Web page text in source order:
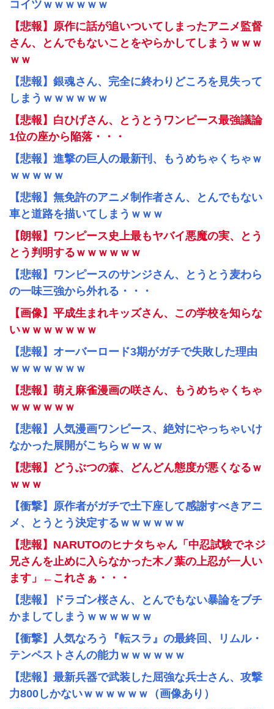
コイツｗｗｗｗｗｗ
【悲報】原作に話が追いついてしまったアニメ監督
さん、とんでもないことをやらかしてしまうｗｗｗ
ｗｗ
【悲報】銀魂さん、完全に終わりどころを見失って
しまうｗｗｗｗｗｗ
【悲報】白ひげさん、とうとうワンピース最強議論
1位の座から陥落・・・
【悲報】進撃の巨人の最新刊、もうめちゃくちゃｗ
ｗｗｗｗｗ
【悲報】無免許のアニメ制作者さん、とんでもない
車と道路を描いてしまうｗｗｗ
【朗報】ワンピース史上最もヤバイ悪魔の実、とう
とう判明するｗｗｗｗｗｗ
【悲報】ワンピースのサンジさん、とうとう麦わら
の一味三強から外れる・・・
【画像】平成生まれキッズさん、この学校を知らな
いｗｗｗｗｗｗｗ
【悲報】オーバーロード3期がガチで失敗した理由
ｗｗｗｗｗｗｗ
【悲報】萌え麻雀漫画の咲さん、もうめちゃくちゃ
ｗｗｗｗｗｗ
【悲報】人気漫画ワンピース、絶対にやっちゃいけ
なかった展開がこちらｗｗｗｗ
【悲報】どうぶつの森、どんどん態度が悪くなるｗ
ｗｗｗ
【衝撃】原作者がガチで土下座して感謝すべきアニ
メ、とうとう決定するｗｗｗｗｗｗ
【悲報】NARUTOのヒナタちゃん「中忍試験でネジ
兄さんを止めに入らなかった木ノ葉の上忍が一人い
ます」←これさぁ・・・
【悲報】ドラゴン桜さん、とんでもない暴論をブチ
かましてしまうｗｗｗｗｗｗ
【衝撃】人気なろう『転スラ』の最終回、リムル・
テンペストさんの能力ｗｗｗｗｗｗ
【悲報】最新兵器で武装した屈強な兵士さん、攻撃
力800しかないｗｗｗｗｗｗ（画像あり）